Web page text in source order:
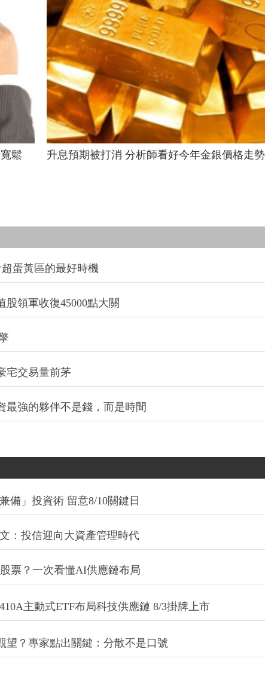
鬆 升息預期被打消 分析師看好今年金銀價格走勢
蛋黃區的最好時機
股領軍收復45000點大關
宅交易量前茅
最強的夥伴不是錢，而是時間
備」投資術 留意8/10關鍵日
：投信迎向大資產管理時代
票？一次看懂AI供應鏈布局
主動式ETF布局科技供應鏈 8/3掛牌上市
望？專家點出關鍵：分散不是口號